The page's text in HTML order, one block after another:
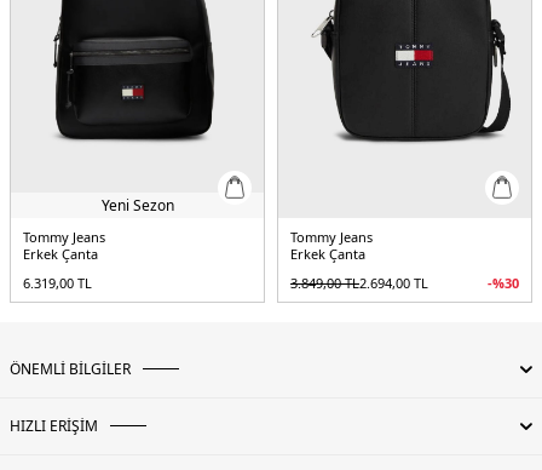
Yeni Sezon
Tommy Jeans
Erkek Çanta
6.319,00 TL
Tommy Jeans
Erkek Çanta
3.849,00TL2.694,00 TL -%30
ÖNEMLİ BİLGİLER
HIZLI ERİŞİM